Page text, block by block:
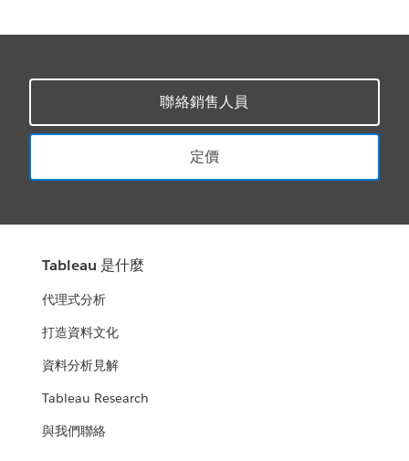
聯絡銷售人員
定價
Tableau 是什麼
代理式分析
打造資料文化
資料分析見解
Tableau Research
與我們聯絡